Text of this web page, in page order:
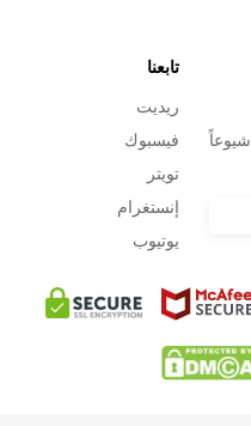
شيوعاً
تابعنا
ريديت
فيسبوك
تويتر
إنستغرام
يوتيوب